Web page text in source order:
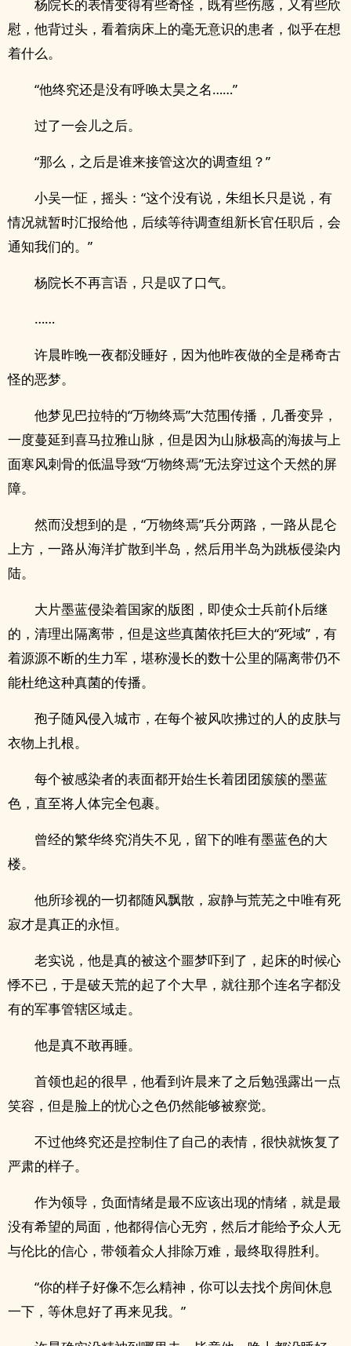
杨院长的表情变得有些奇怪，既有些伤感，又有些欣
慰，他背过头，看着病床上的毫无意识的患者，似乎在想
着什么。
“他终究还是没有呼唤太昊之名……”
过了一会儿之后。
“那么，之后是谁来接管这次的调查组？”
小吴一怔，摇头：“这个没有说，朱组长只是说，有
情况就暂时汇报给他，后续等待调查组新长官任职后，会
通知我们的。”
杨院长不再言语，只是叹了口气。
……
许晨昨晚一夜都没睡好，因为他昨夜做的全是稀奇古
怪的恶梦。
他梦见巴拉特的“万物终焉”大范围传播，几番变异，
一度蔓延到喜马拉雅山脉，但是因为山脉极高的海拔与上
面寒风刺骨的低温导致“万物终焉”无法穿过这个天然的屏
障。
然而没想到的是，“万物终焉”兵分两路，一路从昆仑
上方，一路从海洋扩散到半岛，然后用半岛为跳板侵染内
陆。
大片墨蓝侵染着国家的版图，即使众士兵前仆后继
的，清理出隔离带，但是这些真菌依托巨大的“死域”，有
着源源不断的生力军，堪称漫长的数十公里的隔离带仍不
能杜绝这种真菌的传播。
孢子随风侵入城市，在每个被风吹拂过的人的皮肤与
衣物上扎根。
每个被感染者的表面都开始生长着团团簇簇的墨蓝
色，直至将人体完全包裹。
曾经的繁华终究消失不见，留下的唯有墨蓝色的大
楼。
他所珍视的一切都随风飘散，寂静与荒芜之中唯有死
寂才是真正的永恒。
老实说，他是真的被这个噩梦吓到了，起床的时候心
悸不已，于是破天荒的起了个大早，就往那个连名字都没
有的军事管辖区域走。
他是真不敢再睡。
首领也起的很早，他看到许晨来了之后勉强露出一点
笑容，但是脸上的忧心之色仍然能够被察觉。
不过他终究还是控制住了自己的表情，很快就恢复了
严肃的样子。
作为领导，负面情绪是最不应该出现的情绪，就是最
没有希望的局面，他都得信心无穷，然后才能给予众人无
与伦比的信心，带领着众人排除万难，最终取得胜利。
“你的样子好像不怎么精神，你可以去找个房间休息
一下，等休息好了再来见我。”